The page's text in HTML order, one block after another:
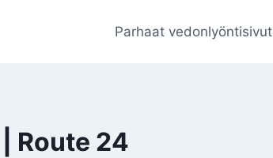
Parhaat vedonlyöntisivut
Route 24